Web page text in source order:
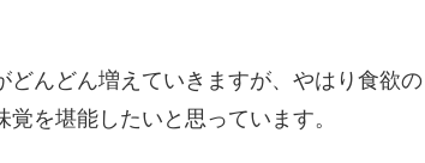
んどん増えていきますが、やはり食欲の
を堪能したいと思っています。